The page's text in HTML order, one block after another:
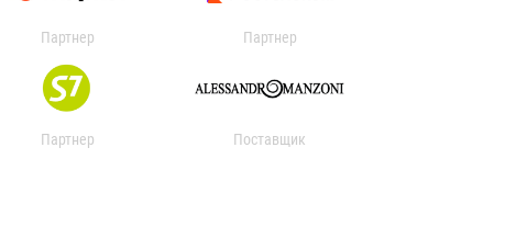
Партнер Партнер
Партнер Поставщик